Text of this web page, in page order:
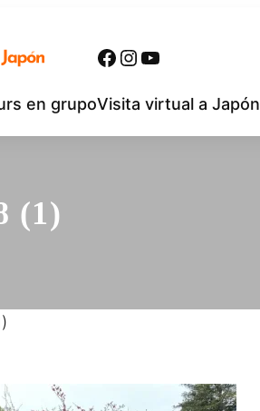
Facebook
Instagram
YouTube
en grupoVisita virtual a Japón
(1)